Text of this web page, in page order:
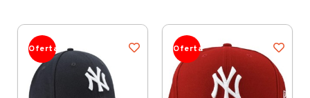
Oferta Oferta